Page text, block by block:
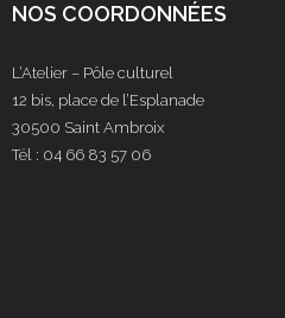
NOS COORDONNÉES
L’Atelier – Pôle culturel
12 bis, place de l’Esplanade
30500 Saint Ambroix
Tél : 04 66 83 57 06